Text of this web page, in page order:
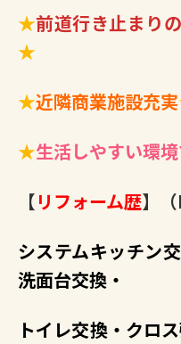
★前道行き止まり
★
★近隣商業施設充実
★生活しやすい環
【リフォーム歴】（
システムキッチン
洗面台交換・
トイレ交換・クロ